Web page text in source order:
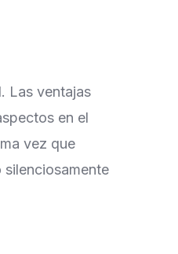
Las ventajas
en el
vez que